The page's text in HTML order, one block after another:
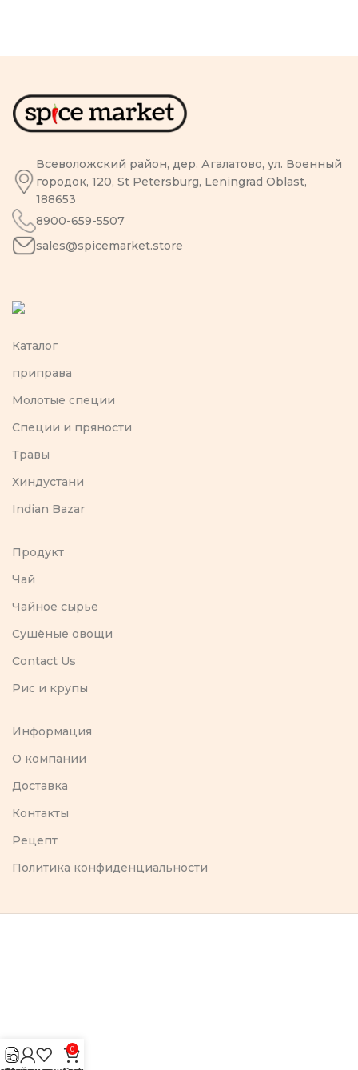
Всеволожский район, дер. Агалатово, ул. Военный
городок, 120, St Petersburg, Leningrad Oblast,
188653
8900-659-5507
sales@spicemarket.store
Каталог
приправа
Молотые специи
Специи и пряности
Травы
Хиндустани
Indian Bazar
Продукт
Чай
Чайное сырье
Сушёные овощи
Contact Us
Рис и крупы
Информация
O компании
Доставка
Контакты
Рецепт
Политика конфиденциальности
0